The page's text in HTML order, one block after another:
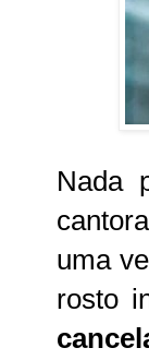
Nada
uma
rosto